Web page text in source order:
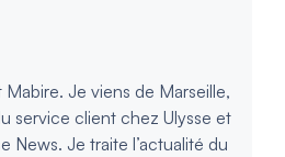
Mabire. Je viens de Marseille,
service client chez Ulysse et
News. Je traite l’actualité du